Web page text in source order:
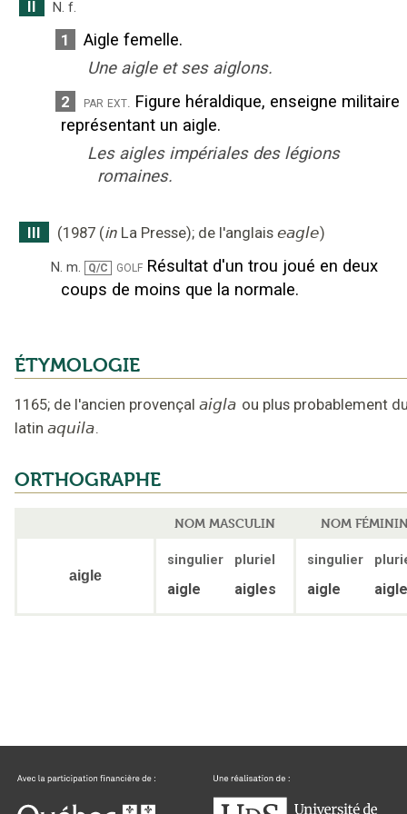
II N. f.
1
Aigle femelle.
Une aigle et ses aiglons.
2 par ext. Figure héraldique, enseigne militaire
représentant un aigle.
Les aigles impériales des légions
romaines.
III (1987 (in La Presse); de l'anglais eagle)
N. m. Q/C golf Résultat d'un trou joué en deux
coups de moins que la normale.
ÉTYMOLOGIE
1165; de l'ancien provençal aigla ou plus probablement
latin aquila.
ORTHOGRAPHE
NOM MASCULIN NOM
aigle
singulier pluriel
aigle aigles
singulier
aigle